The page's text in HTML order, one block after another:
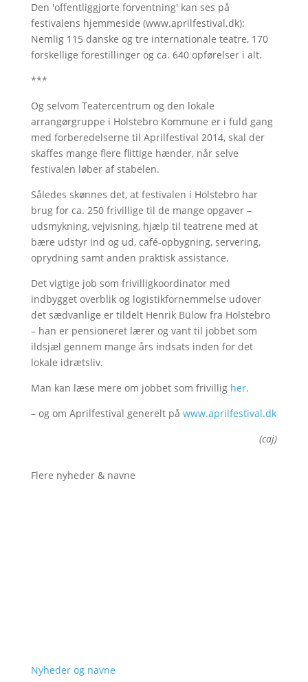
Den 'offentliggjorte forventning' kan ses på
festivalens hjemmeside (www.aprilfestival.dk):
Nemlig 115 danske og tre internationale teatre, 170
forskellige forestillinger og ca. 640 opførelser i alt.
***
Og selvom Teatercentrum og den lokale
arrangørgruppe i Holstebro Kommune er i fuld gang
med forberedelserne til Aprilfestival 2014, skal der
skaffes mange flere flittige hænder, når selve
festivalen løber af stabelen.
Således skønnes det, at festivalen i Holstebro har
brug for ca. 250 frivillige til de mange opgaver –
udsmykning, vejvisning, hjælp til teatrene med at
bære udstyr ind og ud, café-opbygning, servering,
oprydning samt anden praktisk assistance.
Det vigtige job som frivilligkoordinator med
indbygget overblik og logistikfornemmelse udover
det sædvanlige er tildelt Henrik Bülow fra Holstebro
– han er pensioneret lærer og vant til jobbet som
ildsjæl gennem mange års indsats inden for det
lokale idrætsliv.
Man kan læse mere om jobbet som frivillig her.
– og om Aprilfestival generelt på www.aprilfestival.dk
(caj)
Flere nyheder & navne
Nyheder og navne